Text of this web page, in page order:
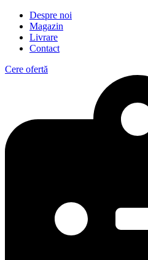
Despre noi
Magazin
Livrare
Contact
Cere ofertă